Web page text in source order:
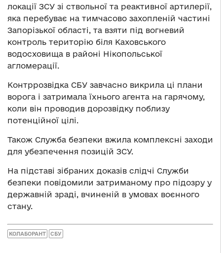
локації ЗСУ зі ствольної та реактивної артилерії,
яка перебуває на тимчасово захопленій частині
Запорізької області, та взяти під вогневий
контроль територію біля Каховського
водосховища в районі Нікопольської
агломерації.
Контррозвідка СБУ завчасно викрила ці плани
ворога і затримала їхнього агента на гарячому,
коли він проводив дорозвідку поблизу
потенційної цілі.
Також Служба безпеки вжила комплексні заходи
для убезпечення позицій ЗСУ.
На підставі зібраних доказів слідчі Служби
безпеки повідомили затриманому про підозру у
державній зраді, вчиненій в умовах воєнного
стану.
КОЛАБОРАНТ СБУ